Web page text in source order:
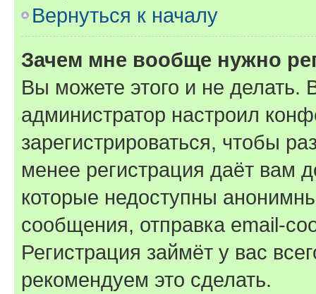
Вернуться к началу
Зачем мне вообще нужно
Вы можете этого и не делать.
администратор настроил
зарегистрироваться, чтобы
менее регистрация даёт вам
которые недоступны
сообщения, отправка email-
Регистрация займёт у вас
рекомендуем это сделать.